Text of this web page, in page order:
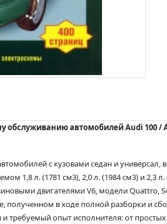
обслуживанию автомобилей Audi 100 /
с кузовами седан и
1,8 л. (1781 см3), 2,0 л. (1984 см3) и 2,3
двигателями V6, модели Quattro,
полученном в ходе полной разборки и
требуемый опыт исполнителя: от